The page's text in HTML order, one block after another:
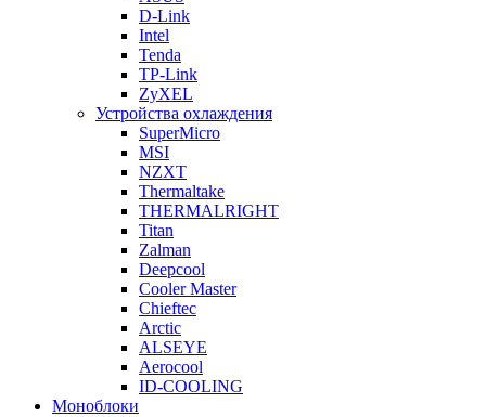
D-Link
Intel
Tenda
TP-Link
ZyXEL
Устройства охлаждения
SuperMicro
MSI
NZXT
Thermaltake
THERMALRIGHT
Titan
Zalman
Deepcool
Cooler Master
Chieftec
Arctic
ALSEYE
Aerocool
ID-COOLING
Моноблоки